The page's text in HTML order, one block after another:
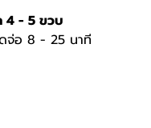
4 - 5 ขวบ
จ่อ 8 - 25 นาที